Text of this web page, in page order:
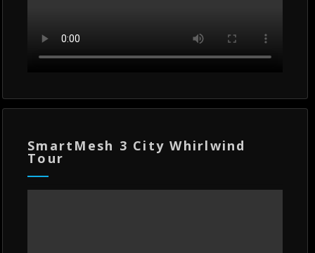
SmartMesh 3 City Whirlwind
Tour